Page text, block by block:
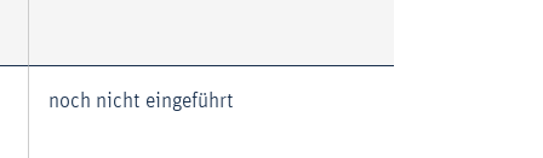
noch nicht eingeführt